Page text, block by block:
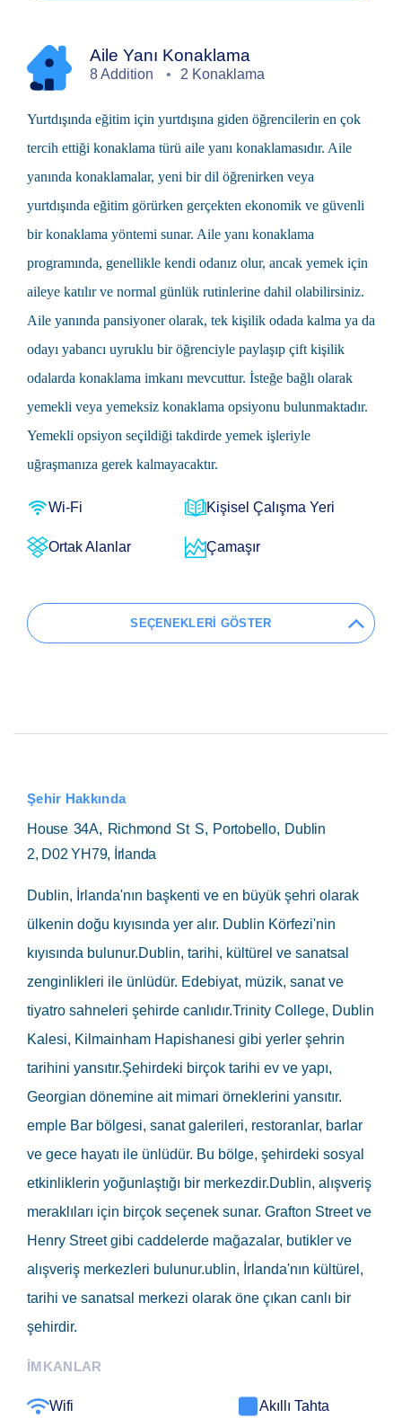
Aile Yanı Konaklama
8 Addition 2 Konaklama
Yurtdışında eğitim için yurtdışına giden öğrencilerin en çok
tercih ettiği konaklama türü aile yanı konaklamasıdır. Aile
yanında konaklamalar, yeni bir dil öğrenirken veya
yurtdışında eğitim görürken gerçekten ekonomik ve güvenli
bir konaklama yöntemi sunar. Aile yanı konaklama
programında, genellikle kendi odanız olur, ancak yemek için
aileye katılır ve normal günlük rutinlerine dahil olabilirsiniz.
Aile yanında pansiyoner olarak, tek kişilik odada kalma ya da
odayı yabancı uyruklu bir öğrenciyle paylaşıp çift kişilik
odalarda konaklama imkanı mevcuttur. İsteğe bağlı olarak
yemekli veya yemeksiz konaklama opsiyonu bulunmaktadır.
Yemekli opsiyon seçildiği takdirde yemek işleriyle
uğraşmanıza gerek kalmayacaktır.
Wi-Fi Kişisel Çalışma Yeri
Ortak Alanlar Çamaşır
SEÇENEKLERİ GÖSTER
Şehir Hakkında
House 34A, Richmond St S, Portobello, Dublin
2, D02 YH79, İrlanda
Dublin, İrlanda'nın başkenti ve en büyük şehri olarak
ülkenin doğu kıyısında yer alır. Dublin Körfezi'nin
kıyısında bulunur.Dublin, tarihi, kültürel ve sanatsal
zenginlikleri ile ünlüdür. Edebiyat, müzik, sanat ve
tiyatro sahneleri şehirde canlıdır.Trinity College, Dublin
Kalesi, Kilmainham Hapishanesi gibi yerler şehrin
tarihini yansıtır.Şehirdeki birçok tarihi ev ve yapı,
Georgian dönemine ait mimari örneklerini yansıtır.
emple Bar bölgesi, sanat galerileri, restoranlar, barlar
ve gece hayatı ile ünlüdür. Bu bölge, şehirdeki sosyal
etkinliklerin yoğunlaştığı bir merkezdir.Dublin, alışveriş
meraklıları için birçok seçenek sunar. Grafton Street ve
Henry Street gibi caddelerde mağazalar, butikler ve
alışveriş merkezleri bulunur.ublin, İrlanda'nın kültürel,
tarihi ve sanatsal merkezi olarak öne çıkan canlı bir
şehirdir.
İMKANLAR
Wifi Akıllı Tahta